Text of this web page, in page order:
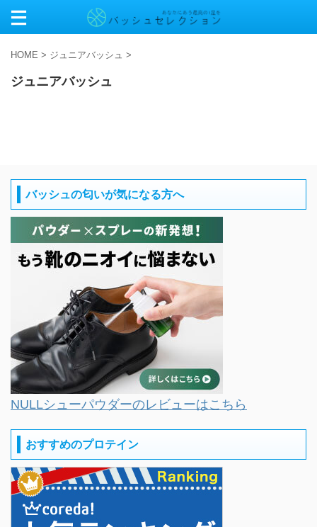
HOME > ジュニアバッシュ >
ジュニアバッシュ
バッシュの匂いが気になる方へ
NULLシューパウダーのレビューはこちら
おすすめのプロテイン